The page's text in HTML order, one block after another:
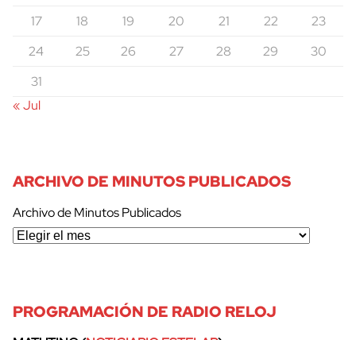
17 18 19 20 21 22
23
24
25 26 27 28 29
30
31
« Jul
ARCHIVO DE MINUTOS PUBLICADOS
Archivo de Minutos Publicados
PROGRAMACIÓN DE RADIO RELOJ